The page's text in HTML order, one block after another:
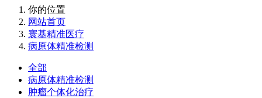
你的位置
网站首页
寰基精准医疗
病原体精准检测
全部
病原体精准检测
肿瘤个体化治疗